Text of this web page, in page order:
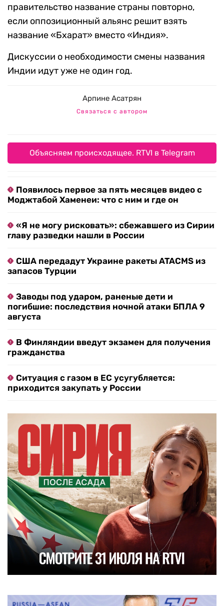
правительство название страны повторно,
если оппозиционный альянс решит взять
название «Бхарат» вместо «Индия».
Дискуссии о необходимости смены названия
Индии идут уже не один год.
Арпине Асатрян
Связаться с автором
Объясняем происходящее. RTVI в Telegram
Появилось первое за пять месяцев видео с
Моджтабой Хаменеи: что с ним и где он
«Я не могу рисковать»: сбежавшего из Сирии
главу разведки нашли в России
США передадут Украине ракеты ATACMS из
запасов Турции
Заводы под ударом, раненые дети и
погибшие: последствия ночной атаки БПЛА 9
августа
В Финляндии введут экзамен для получения
гражданства
Ситуация с газом в ЕС усугубляется:
приходится закупать у России